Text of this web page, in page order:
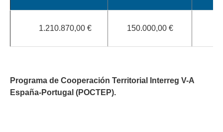
1.210.870,00 € 150.000,00 €
Programa de Cooperación Territorial Interreg V-A
España-Portugal (POCTEP).